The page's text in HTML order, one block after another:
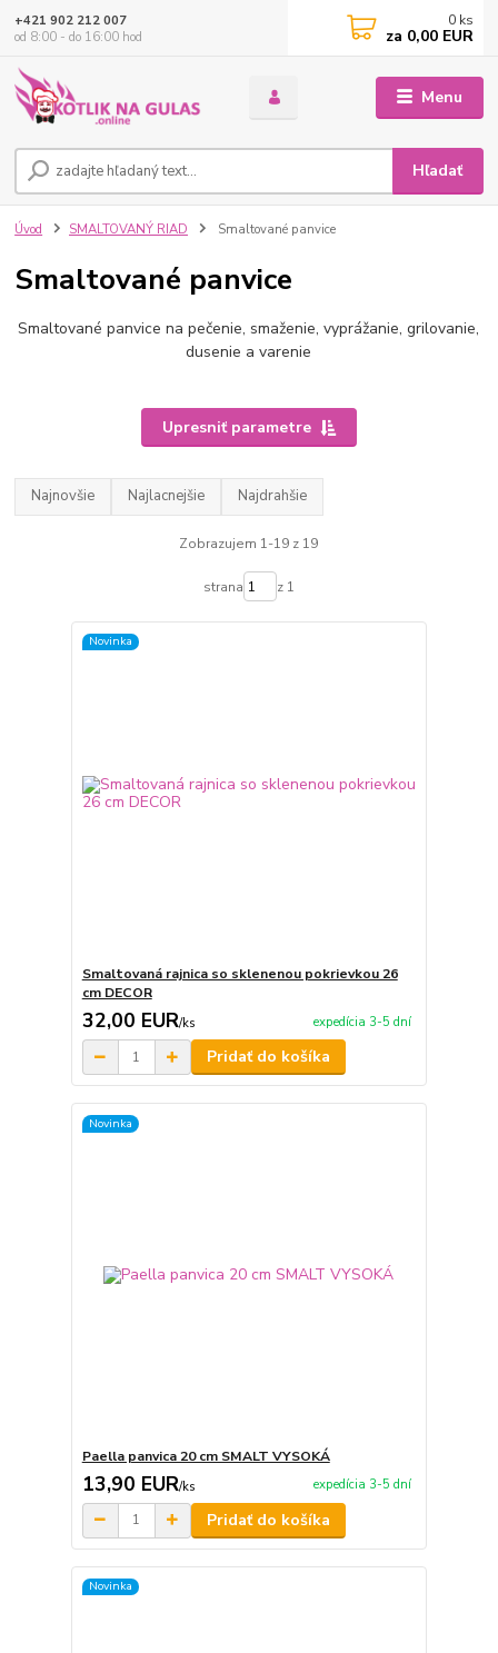
Menu
Hľadať
+421 902 212 007
od 8:00 - do 16:00 hod
0 ks
za 0,00 EUR
Úvod SMALTOVANÝ RIAD Smaltované panvice
Smaltované panvice
Smaltované panvice na pečenie, smaženie, vyprážanie, grilovanie,
dusenie a varenie
Upresniť parametre
Najnovšie Najlacnejšie Najdrahšie
Zobrazujem 1-19 z 19
strana z 1
Novinka
Smaltovaná rajnica so sklenenou pokrievkou 26
cm DECOR
32,00 EUR/ks expedícia 3-5 dní
Pridať do košíka
Novinka
Paella panvica 20 cm SMALT VYSOKÁ
13,90 EUR/ks expedícia 3-5 dní
Pridať do košíka
Novinka